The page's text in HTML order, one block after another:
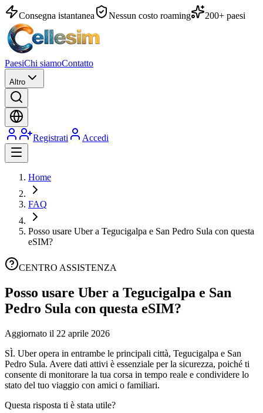
Consegna istantanea Nessun costo roaming 200+ paesi
PaesiChi siamoContatto
Altro
Registrati Accedi
Home
FAQ
Posso usare Uber a Tegucigalpa e San Pedro Sula con questa
eSIM?
CENTRO ASSISTENZA
Posso usare Uber a Tegucigalpa e San
Pedro Sula con questa eSIM?
Aggiornato il 22 aprile 2026
SÌ. Uber opera in entrambe le principali città, Tegucigalpa e San
Pedro Sula. Avere dati attivi è essenziale per la sicurezza, poiché ti
consente di monitorare la tua corsa in tempo reale e condividere lo
stato del tuo viaggio con amici o familiari.
Questa risposta ti è stata utile?